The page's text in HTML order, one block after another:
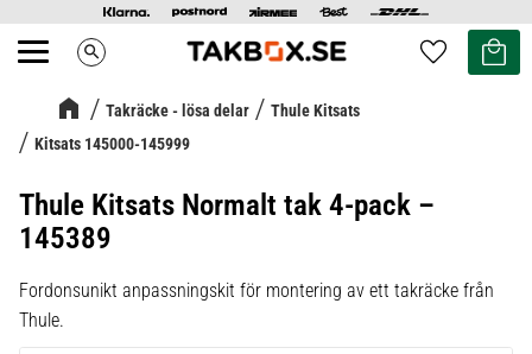
Meny search Favoriter
Kundvagn
Takräcke - lösa delar
Thule Kitsats
Kitsats 145000-145999
Thule Kitsats Normalt tak 4-pack –
145389
Fordonsunikt anpassningskit för montering av ett takräcke från
Thule.